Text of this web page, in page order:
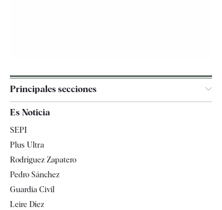
Principales secciones
Televisión
Es Noticia
SEPI
Plus Ultra
Rodríguez Zapatero
Pedro Sánchez
Guardia Civil
Leire Díez